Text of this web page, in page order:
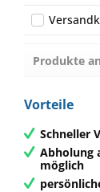
SanDe
Produkte
Vorteile
Schneller
Abholung
möglich